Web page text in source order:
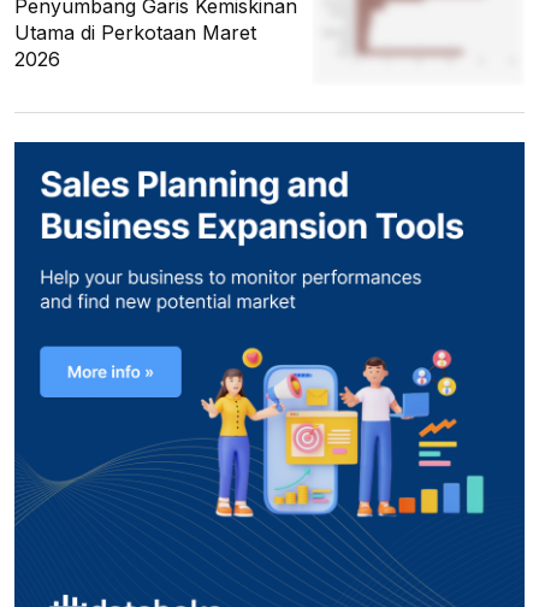
Penyumbang Garis Kemiskinan
Utama di Perkotaan Maret
2026